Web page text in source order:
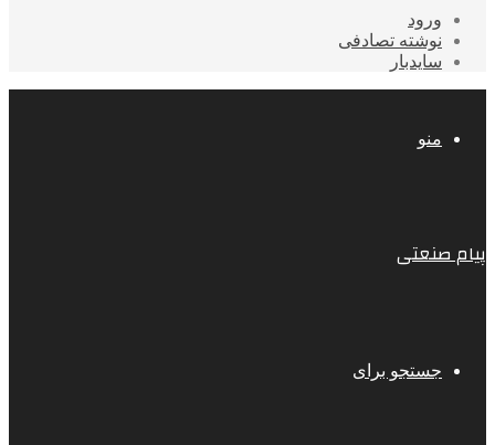
ورود
نوشته تصادفی
سایدبار
منو
پیام صنعتی
جستجو برای